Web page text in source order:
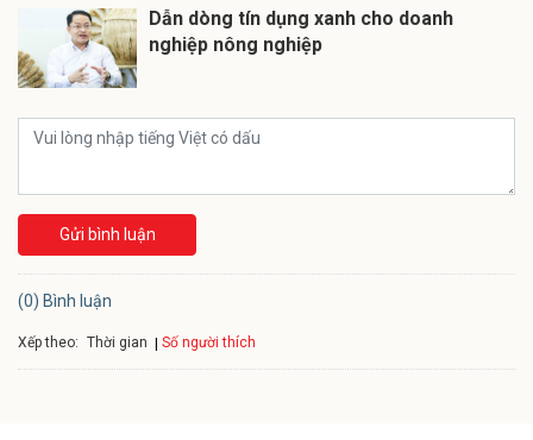
Dẫn dòng tín dụng xanh cho doanh
nghiệp nông nghiệp
Gửi bình luận
(0) Bình luận
Xếp theo: Thời gian Số người thích